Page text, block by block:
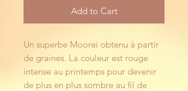
Add to Cart
Un superbe Moorei obtenu à partir
de graines. La couleur est rouge
intense au printemps pour devenir
de plus en plus sombre au fil de